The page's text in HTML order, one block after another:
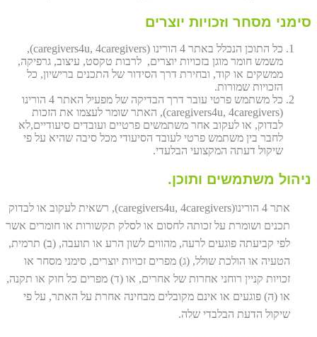
סימני מסחר וזכויות יוצרים
כל התוכן הנכלל באתר 4 הורינו (caregivers4u, 4caregivers),
משמש חומר מוגן בזכויות יוצרים, לרבות טקסט, עיצוב, גרפיקה,
ממשקים או קוד, ובחירת דרך הסידור של התכנים ברישיון, כל
הזכויות שמורות.
כל משתמש פרטי עובר דרך הבדיקה של מפעיל האתר 4 הורינו
(caregivers4u, 4caregivers), האתר שומר לעצמו את הזכות
לבדוק, או לעקוב אחר משתמשים פרטיים ועובדים סיעודיים,לא
לחבר בין משתמש פרטי לעובד הסיעודי מכל סיבה שהיא על פי
שיקול דעתה המקצועי הבלעדי.
ניהול משתמשים ותוכן.
אתר 4 הורינו(caregivers4u, 4caregivers), רשאית לעקוב או לבדוק
תכנים ושומרת על זכותה לחסום או לסלק תקשורות או חומרים אשר
לפי קביעתה פוגעים לרעה, מהווים לשון הרע או תועבה, (ב) תרמית,
הטעיה או הולכת שולל, (ג) מפרים זכויות יוצרים, סימני מסחר או
זכויות קניין רוחני אחרות של אחרים, או (ד) מפרים כל חוק או תקנה,
או (ה) פוגעים או אינם מקובלים מבחינה אחרת על האתר, על פי
שיקול הדעת הבלבדי שלה.